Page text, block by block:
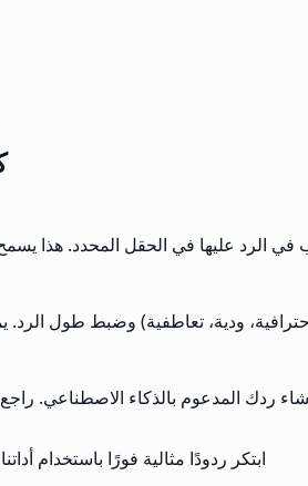
في الرد عليها في الحقل المحدد. هذا
ودية، تعاطفية) وضبط طول
ردك المدعوم بالذكاء الاصطناعي.
ابتكر ردودًا مثالية فورًا باستخدام